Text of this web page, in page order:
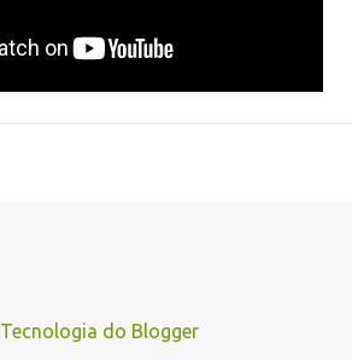
Tecnologia do Blogger